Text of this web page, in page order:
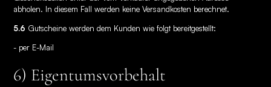
abholen. In diesem Fall werden keine Versandkosten berechnet.
5.6 Gutscheine werden dem Kunden wie folgt bereitgestellt:
- per E-Mail
6) Eigentumsvorbehalt